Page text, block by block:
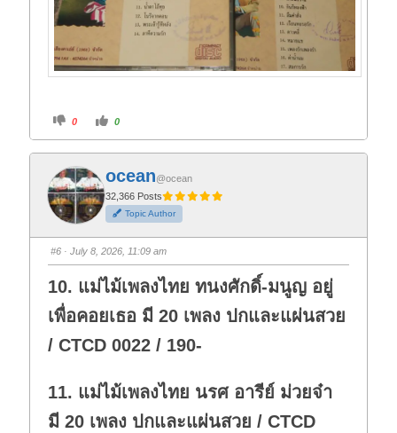
C
i
k
f
o
r
t
h
u
m
b
d
o
n
.
0
C
i
k
o
t
h
u
m
b
u
p
0
ocean@ocean
32,366 Posts
Topic Author
#6 · July 8, 2026, 11:09 am
10. แม่ไม้เพลงไทย ทนงศักดิ์-มนูญ อยู่
เพื่อคอยเธอ มี 20 เพลง ปกและแผ่นสวย
/ CTCD 0022 / 190-
11. แม่ไม้เพลงไทย นรศ อารีย์ ม่วยจ๋า
มี 20 เพลง ปกและแผ่นสวย / CTCD